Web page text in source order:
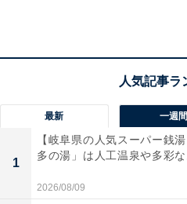
［テイクアウト］しょうが
税込640円）
最新 一週間
1
【岐阜県の人気スーパー銭
多の湯」は人工温泉や多彩
2026/08/09